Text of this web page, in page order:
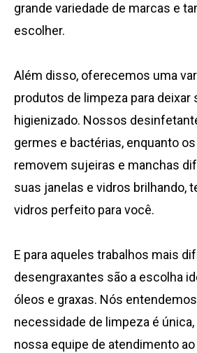
grande variedade de marcas e
escolher.
Além disso, oferecemos uma
produtos de limpeza para deixar
higienizado. Nossos
germes e bactérias, enquanto
removem sujeiras e manchas
suas janelas e vidros brilhando,
vidros perfeito para você.
E para aqueles trabalhos mais
desengraxantes são a escolha
óleos e graxas. Nós
necessidade de limpeza é
nossa equipe de atendimento